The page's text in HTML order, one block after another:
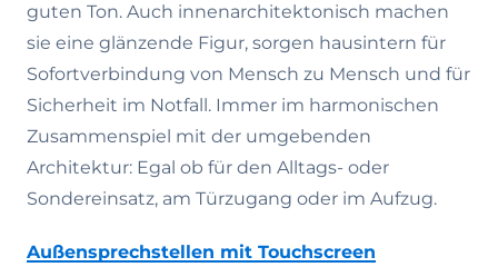
guten Ton. Auch innenarchitektonisch machen
sie eine glänzende Figur, sorgen hausintern für
Sofortverbindung von Mensch zu Mensch und für
Sicherheit im Notfall. Immer im harmonischen
Zusammenspiel mit der umgebenden
Architektur: Egal ob für den Alltags- oder
Sondereinsatz, am Türzugang oder im Aufzug.
Außensprechstellen mit Touchscreen